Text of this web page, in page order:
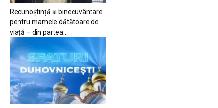
Recunoștință și binecuvântare
pentru mamele dătătoare de
viață – din partea...